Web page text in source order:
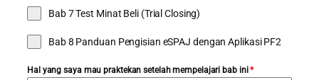
Bab 7 Test Minat Beli (Trial Closing)
Bab 8 Panduan Pengisian eSPAJ dengan Aplikasi PF2
Hal yang saya mau praktekan setelah mempelajari bab ini*